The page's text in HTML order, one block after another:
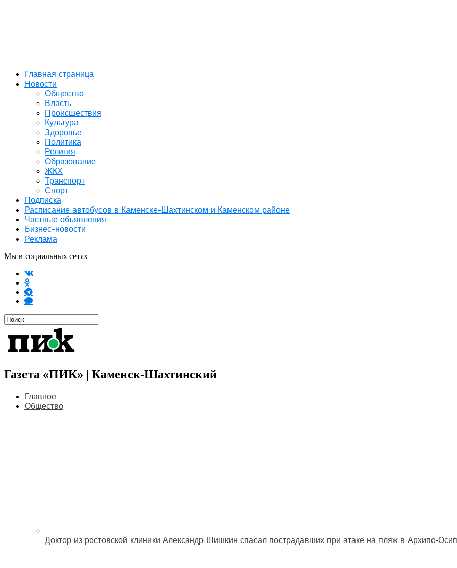
Главная страница
Новости
Общество
Власть
Происшествия
Культура
Здоровье
Политика
Религия
Образование
ЖКХ
Транспорт
Спорт
Подписка
Расписание автобусов в Каменске-Шахтинском и Каменском районе
Частные объявления
Бизнес-новости
Реклама
Мы в социальных сетях
Газета «ПИК» | Каменск-Шахтинский
Главное
Общество
Доктор из ростовской клиники Александр Шишкин спасал пострадавших при атаке на пляж в